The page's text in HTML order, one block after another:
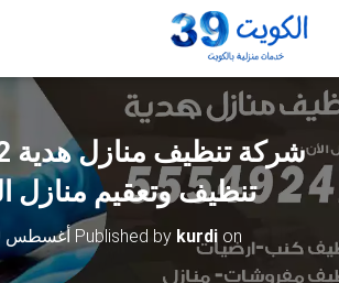
تنظيف وتعقيم منازل
Published by kurdion أغسطس 9, 2021